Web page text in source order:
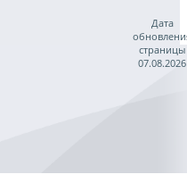
Дата
страницы
07.08.2026